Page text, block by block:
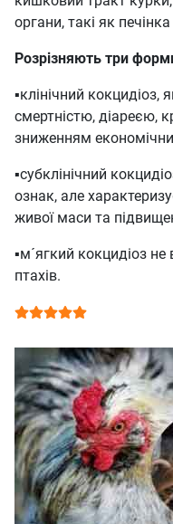
органи, такі як
Розрізняють три
▪️клінічний кокцидіоз,
смертністю, діареєю,
зниженням
▪️субклінічний
ознак, але
живої маси та
▪️м´ягкий кокцидіоз не
птахів.
Рейтинг:5/